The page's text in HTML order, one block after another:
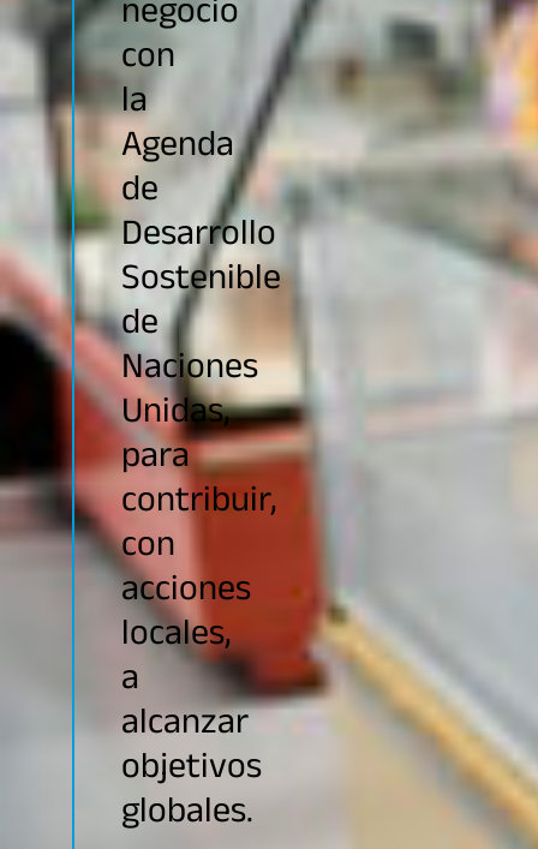
negocio
con
la
Agenda
de
Desarrollo
Sostenible
de
Naciones
Unidas,
para
contribuir,
con
acciones
locales,
a
alcanzar
objetivos
globales.